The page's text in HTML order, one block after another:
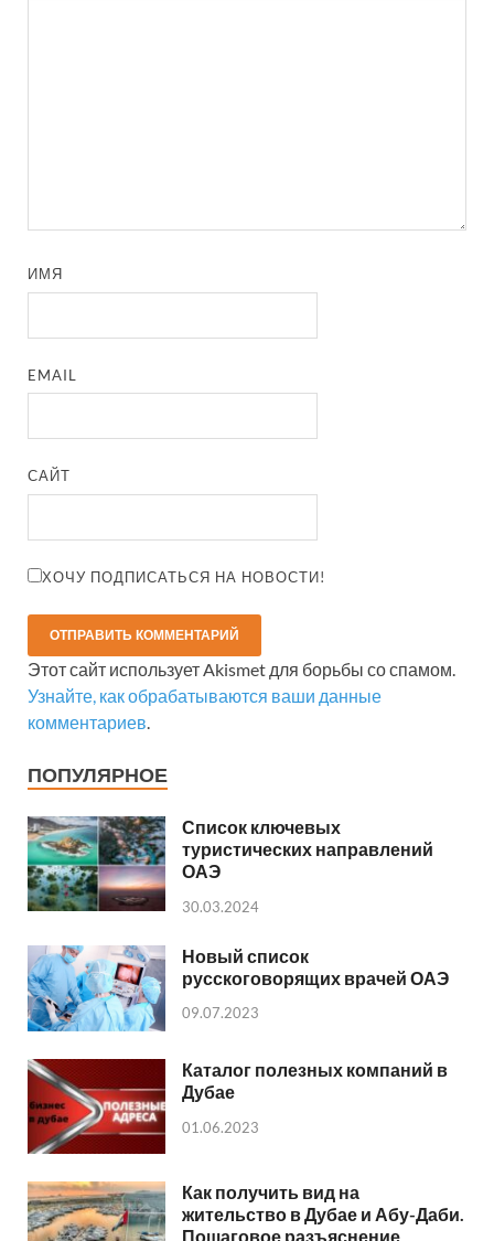
ИМЯ
EMAIL
САЙТ
ХОЧУ ПОДПИСАТЬСЯ НА НОВОСТИ!
Этот сайт использует Akismet для борьбы со спамом.
Узнайте, как обрабатываются ваши данные
комментариев
ПОПУЛЯРНОЕ
Список ключевых
туристических направлений
ОАЭ
30.03.2024
Новый список
русскоговорящих врачей ОАЭ
09.07.2023
Каталог полезных компаний в
Дубае
01.06.2023
Как получить вид на
жительство в Дубае и Абу-Даби.
Пошаговое разъяснение